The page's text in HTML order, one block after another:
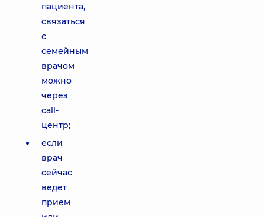
пациента,
связаться
с
семейным
врачом
можно
через
call-
центр;
если
врач
сейчас
ведет
прием